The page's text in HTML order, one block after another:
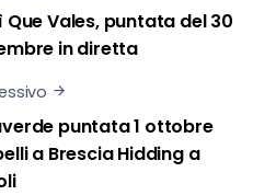
Que Vales, puntata del 30
in diretta
puntata 1 ottobre
a Brescia Hidding a